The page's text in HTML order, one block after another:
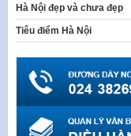
Hà Nội đẹp và chưa đẹp
Tiêu điểm Hà Nội